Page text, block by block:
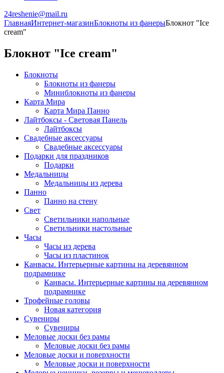
24reshenie@mail.ru
ГлавнаяИнтернет-магазинБлокноты из фанерыБлокнот "Ice
cream"
Блокнот "Ice cream"
Блокноты
Блокноты из фанеры
Миниблокноты из фанеры
Карта Мира
Карта Мира Панно
Лайтбоксы - Световая Панель
Лайтбоксы
Свадебные аксессуары
Свадебные аксессуары
Подарки для праздников
Подарки
Медальницы
Медальницы из дерева
Панно
Панно на стену
Свет
Светильники напольные
Светильники настольные
Часы
Часы из дерева
Часы из пластинок
Канвасы. Интерьерные картины на деревянном
подрамнике
Канвасы. Интерьерные картины на деревянном
подрамнике
Трофейные головы
Новая категория
Сувениры
Сувениры
Меловые доски без рамы
Меловые доски без рамы
Меловые доски и поверхности
Меловые доски и поверхности